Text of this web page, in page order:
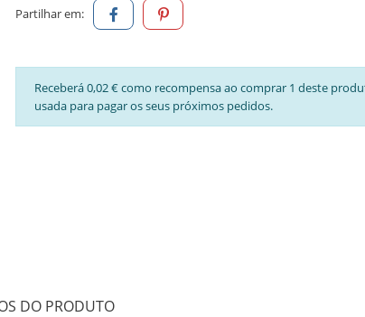
Partilhar em:
Receberá 0,02 € como recompensa ao comprar 1 deste
usada para pagar os seus próximos pedidos.
DO PRODUTO